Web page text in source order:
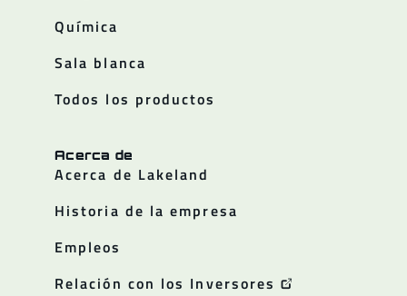
Química
Sala blanca
Todos los productos
Acerca de
Acerca de Lakeland
Historia de la empresa
Empleos
Relación con los Inversores